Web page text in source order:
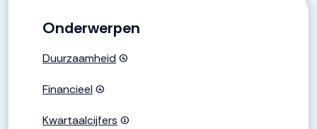
Onderwerpen
Duurzaamheid (4)
Financieel (4)
Kwartaalcijfers (1)